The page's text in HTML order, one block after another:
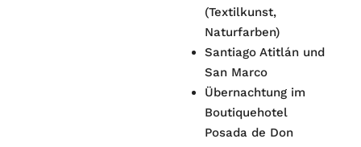
(Textilkunst,
Naturfarben)
Santiago Atitlán und
San Marco
Übernachtung im
Boutiquehotel
Posada de Don